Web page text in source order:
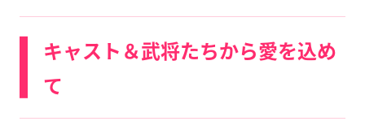
キャスト＆武将たちから愛を込め
て